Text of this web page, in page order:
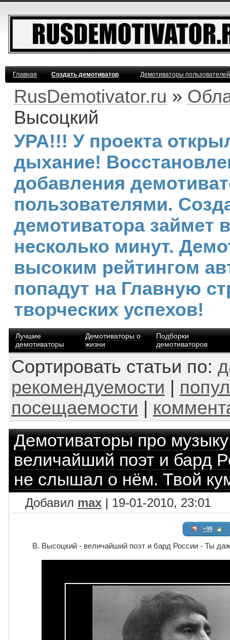
Главная Создать демотиватор Демотиваторы
RusDemotivator.ru »
Высоцкий
УРА!!! У проекта
дыхание!
добавления
пользователями.
демотиватора займет
несколько минут.
высоким рейтингом
попадут на Главную
творческих успехов!
Лучшие
демотиваторы
Демотиваторы о
жизни
Подборки
демотиваторов
Сортировать статьи по:
рекомендуемости
посещаемости
Демотиваторы про музыку
величайший поэт и бард
не слышал о нём. Твой
Добавил max | 19-01-2010, 23:01
+99
В. Высоцкий - величайший поэт и бард России - Ты